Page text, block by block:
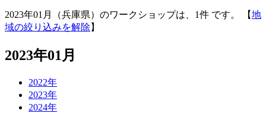
2023年01月（兵庫県）のワークショップは、1件 です。 【地
域の絞り込みを解除 】
2023年01月
2022年
2023年
2024年